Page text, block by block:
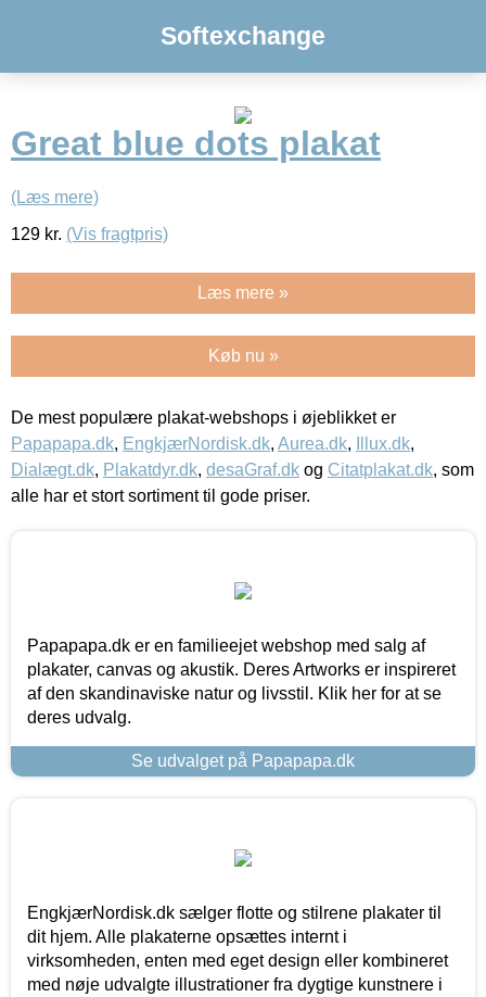
Softexchange
Great blue dots plakat
(Læs mere)
129 kr. (Vis fragtpris)
Læs mere »
Køb nu »
De mest populære plakat-webshops i øjeblikket er
Papapapa.dk, EngkjærNordisk.dk, Aurea.dk, Illux.dk,
Dialægt.dk, Plakatdyr.dk, desaGraf.dk og Citatplakat.dk, som
alle har et stort sortiment til gode priser.
Papapapa.dk er en familieejet webshop med salg af
plakater, canvas og akustik. Deres Artworks er inspireret
af den skandinaviske natur og livsstil. Klik her for at se
deres udvalg.
Se udvalget på Papapapa.dk
EngkjærNordisk.dk sælger flotte og stilrene plakater til
dit hjem. Alle plakaterne opsættes internt i
virksomheden, enten med eget design eller kombineret
med nøje udvalgte illustrationer fra dygtige kunstnere i